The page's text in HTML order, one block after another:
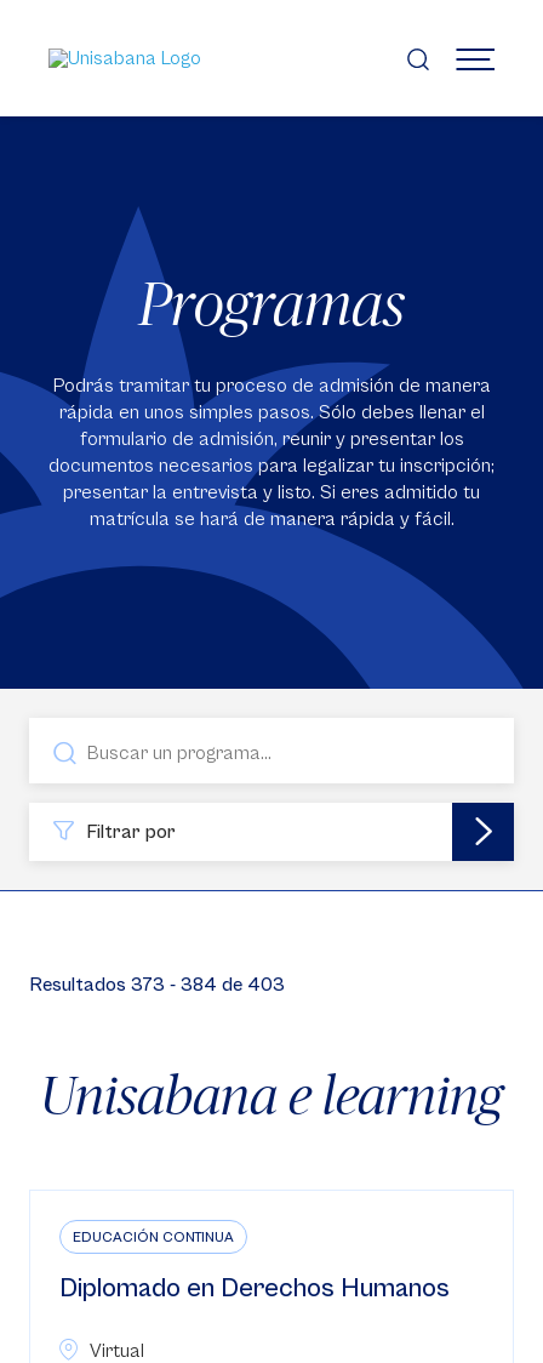
contenido
principal
MENÚ
Programas
Podrás tramitar tu proceso de admisión de manera
rápida en unos simples pasos. Sólo debes llenar el
formulario de admisión, reunir y presentar los
documentos necesarios para legalizar tu inscripción;
presentar la entrevista y listo. Si eres admitido tu
matrícula se hará de manera rápida y fácil.
Filtrar por
Resultados 373 - 384 de 403
Unisabana e learning
EDUCACIÓN CONTINUA
Diplomado en Derechos Humanos
Virtual